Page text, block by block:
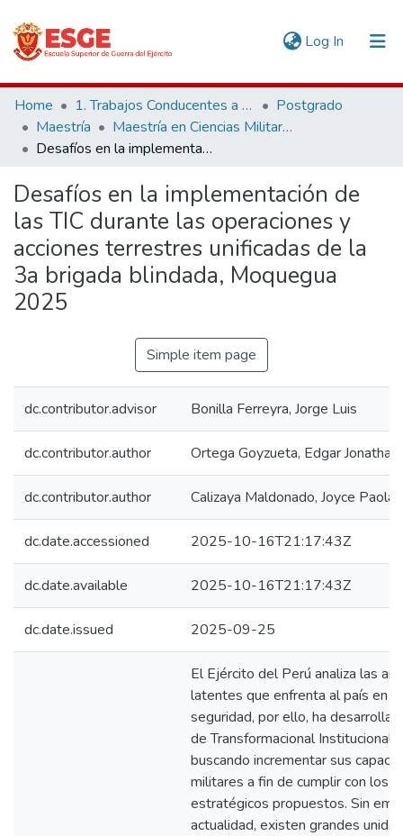
Log In (current)
Communities & Collections
All of DSpace
Home 1. Trabajos Conducentes a Grados y Títulos
Postgrado
Maestría
Maestría en Ciencias Militares
Desafíos en la implementación de las TIC durante las operaciones y acciones terrestres unificadas de la 3a brigada blindada, Moquegua 2025
Desafíos en la implementación de
las TIC durante las operaciones y
acciones terrestres unificadas de la
3a brigada blindada, Moquegua
2025
Simple item page
dc.contributor.advisor Bonilla Ferreyra, Jorge Luis
dc.contributor.author Ortega Goyzueta, Edgar Jonathan
dc.contributor.author Calizaya Maldonado, Joyce Paola
dc.date.accessioned 2025-10-16T21:17:43Z
dc.date.available 2025-10-16T21:17:43Z
dc.date.issued 2025-09-25
El Ejército del Perú analiza las
latentes que enfrenta al país en
seguridad, por ello, ha
de Transformacional Institucional
buscando incrementar sus
militares a fin de cumplir con los
estratégicos propuestos. Sin
actualidad, existen grandes